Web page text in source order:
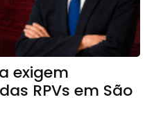
exigem
RPVs em São